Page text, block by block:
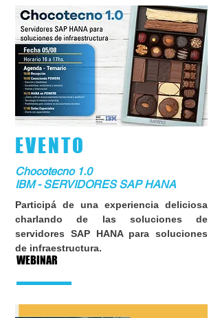
EVENTO
Chocotecno 1.0
IBM - SERVIDORES SAP HANA
Participá de una experiencia deliciosa
charlando de las soluciones de
servidores SAP HANA para soluciones
de infraestructura.
WEBINAR